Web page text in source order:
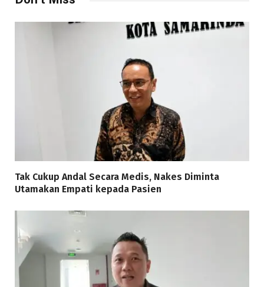
Tak Cukup Andal Secara Medis, Nakes Diminta
Utamakan Empati kepada Pasien